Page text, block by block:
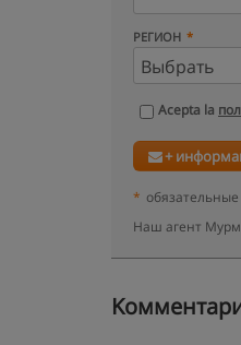
РЕГИОН
Acepta la
+
* обязательные
Наш агент